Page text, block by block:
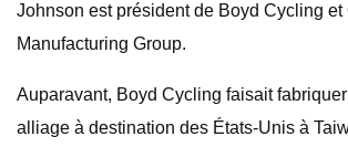
Johnson est président de Boyd Cycling et
Manufacturing Group.
Auparavant, Boyd Cycling faisait
alliage à destination des États-Unis à